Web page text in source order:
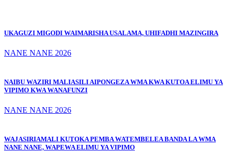
UKAGUZI MIGODI WAIMARISHA USALAMA, UHIFADHI MAZINGIRA
NANE NANE 2026
NAIBU WAZIRI MALIASILI AIPONGEZA WMA KWA KUTOA ELIMU YA
VIPIMO KWA WANAFUNZI
NANE NANE 2026
WAJASIRIAMALI KUTOKA PEMBA WATEMBELEA BANDA LA WMA
NANE NANE, WAPEWA ELIMU YA VIPIMO